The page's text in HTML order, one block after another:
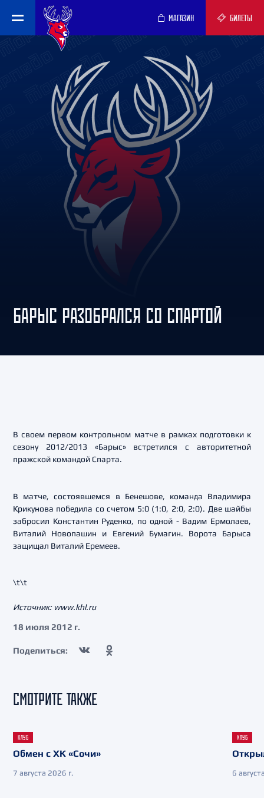
МАГАЗИН БИЛЕТЫ
БАРЫС РАЗОБРАЛСЯ СО СПАРТОЙ
В своем первом контрольном матче в рамках подготовки к
сезону 2012/2013 «Барыс» встретился с авторитетной
пражской командой Спарта.
В матче, состоявшемся в Бенешове, команда Владимира
Крикунова победила со счетом 5:0 (1:0, 2:0, 2:0). Две шайбы
забросил Константин Руденко, по одной - Вадим Ермолаев,
Виталий Новопашин и Евгений Бумагин. Ворота Барыса
защищал Виталий Еремеев.
\t\t
Источник: www.khl.ru
18 июля 2012 г.
Поделиться:
СМОТРИТЕ ТАКЖЕ
КЛУБ
Обмен с ХК «Сочи»
7 августа 2026 г.
КЛУБ
6